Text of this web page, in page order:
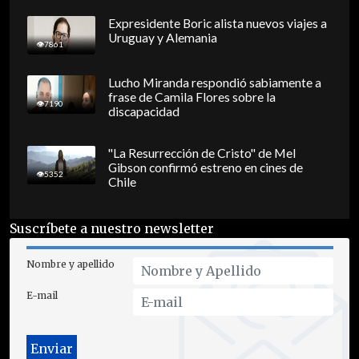
7861
Expresidente Boric alista nuevos viajes a
Uruguay y Alemania
7190
Lucho Miranda respondió sabiamente a
frase de Camila Flores sobre la
discapacidad
5352
"La Resurrección de Cristo" de Mel
Gibson confirmó estreno en cines de
Chile
Suscríbete a nuestro newsletter
Nombre y apellido
E-mail